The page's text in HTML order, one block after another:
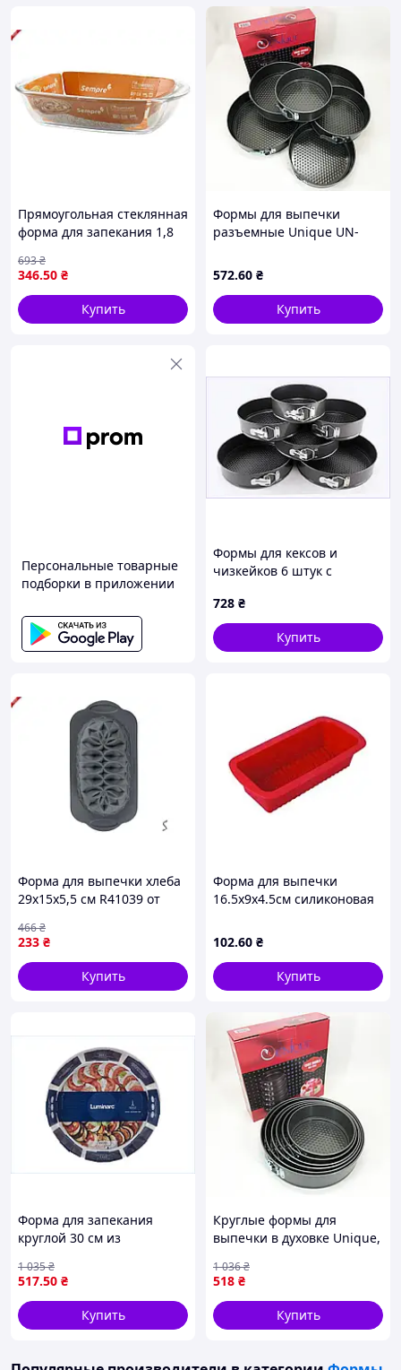
Прямоугольная стеклянная
форма для запекания 1,8
SEMPRE для идеального
приготовления блюд
346.50 ₴
693₴
Купить
Формы для выпечки
разъемные Unique UN-
выпечки кондитерские
572.60 ₴
Купить
Персональные товарные
подборки в приложении
Формы для кексов и
чизкейков 6 штук с
E5X6427K78
728 ₴
Купить
Форма для выпечки хлеба
29х15х5,5 см R41039 от
идеального теста
233 ₴
466₴
Купить
Форма для выпечки
16.5х9х4.5см силиконовая
ручками SD32731 ТМ PRC
102.60 ₴
Купить
Форма для запекания
круглой 30 см из
приготовления блюд и
выпечки
517.50 ₴
1 035₴
Купить
Круглые формы для
выпечки в духовке Unique,
нержавеющей стали LS-91
518 ₴
1 036₴
Купить